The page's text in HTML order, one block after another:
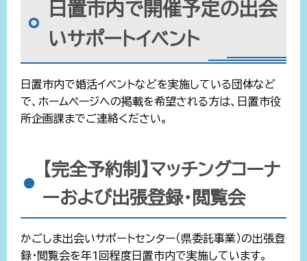
日置市内で開催予定の出会
いサポートイベント
日置市内で婚活イベントなどを実施している団体など
で、ホームページへの掲載を希望される方は、日置市役
所企画課までご連絡ください。
【完全予約制】マッチングコーナ
ーおよび出張登録・閲覧会
かごしま出会いサポートセンター（県委託事業）の出張登
録・閲覧会を年1回程度日置市内で実施しています。